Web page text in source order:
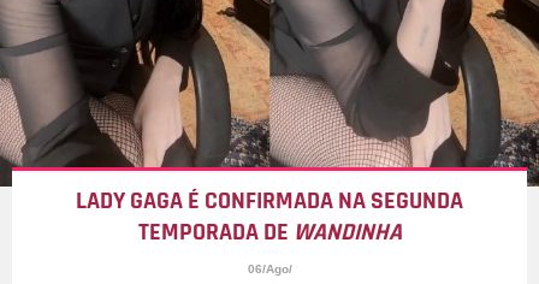
LADY GAGA É CONFIRMADA NA SEGUNDA
TEMPORADA DE WANDINHA
06/Ago/